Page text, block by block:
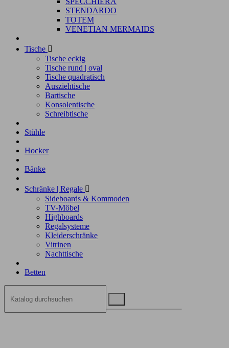
STENDARDO
TOTEM
VENETIAN MERMAIDS
Tische 
Tische eckig
Tische rund | oval
Tische quadratisch
Ausziehtische
Bartische
Konsolentische
Schreibtische
Stühle
Hocker
Bänke
Schränke | Regale 
Sideboards & Kommoden
TV-Möbel
Highboards
Regalsysteme
Kleiderschränke
Vitrinen
Nachttische
Betten